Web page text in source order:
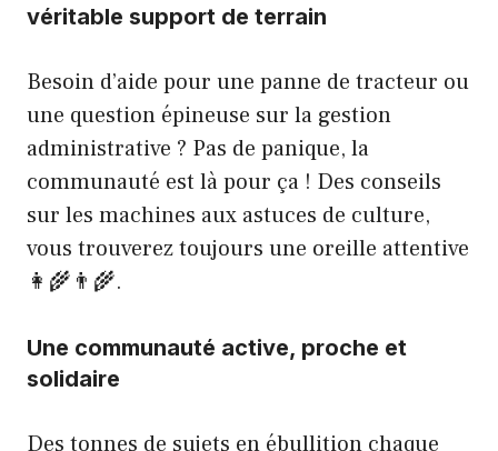
véritable support de terrain
Besoin d’aide pour une panne de tracteur ou
une question épineuse sur la gestion
administrative ? Pas de panique, la
communauté est là pour ça ! Des conseils
sur les machines aux astuces de culture,
vous trouverez toujours une oreille attentive
👩‍🌾👨‍🌾.
Une communauté active, proche et
solidaire
Des tonnes de sujets en ébullition chaque